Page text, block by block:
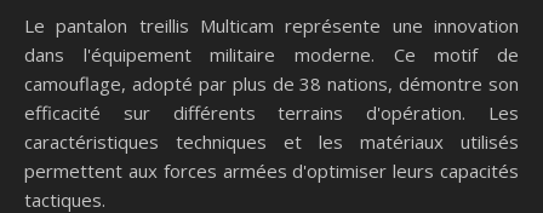
Le pantalon treillis Multicam représente une innovation
dans l'équipement militaire moderne. Ce motif de
camouflage, adopté par plus de 38 nations, démontre son
efficacité sur différents terrains d'opération. Les
caractéristiques techniques et les matériaux utilisés
permettent aux forces armées d'optimiser leurs capacités
tactiques.